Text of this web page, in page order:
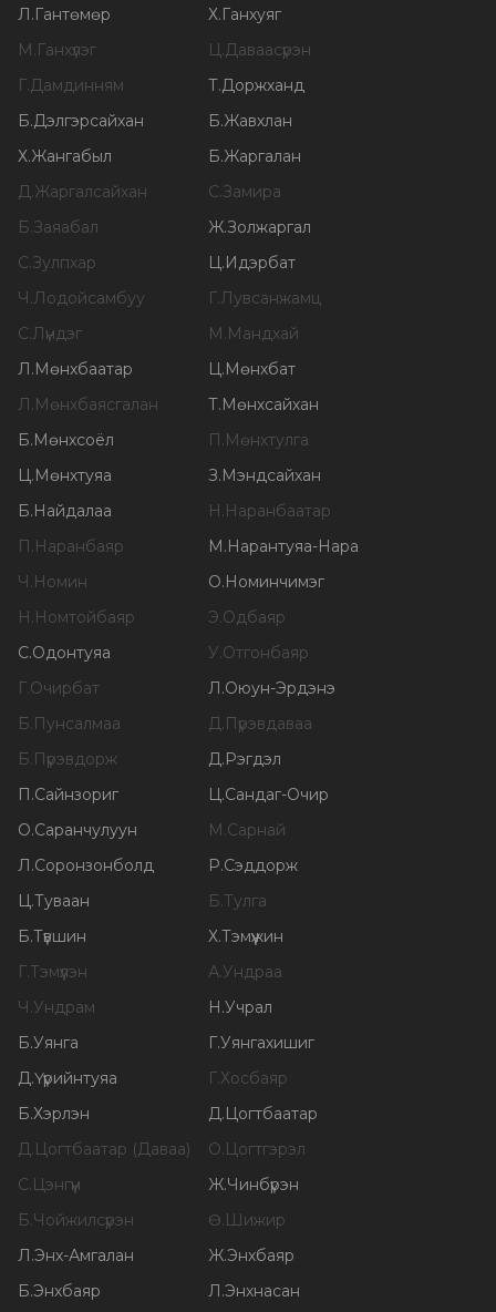
Л.Гантөмөр Х.Ганхуяг
М.Ганхүлэг Ц.Даваасүрэн
Г.Дамдинням Т.Доржханд
Б.Дэлгэрсайхан Б.Жавхлан
Х.Жангабыл Б.Жаргалан
Д.Жаргалсайхан С.Замира
Б.Заяабал Ж.Золжаргал
С.Зулпхар Ц.Идэрбат
Ч.Лодойсамбуу Г.Лувсанжамц
С.Лүндэг М.Мандхай
Л.Мөнхбаатар Ц.Мөнхбат
Л.Мөнхбаясгалан Т.Мөнхсайхан
Б.Мөнхсоёл П.Мөнхтулга
Ц.Мөнхтуяа З.Мэндсайхан
Б.Найдалаа Н.Наранбаатар
П.Наранбаяр М.Нарантуяа-Нара
Ч.Номин О.Номинчимэг
Н.Номтойбаяр Э.Одбаяр
С.Одонтуяа У.Отгонбаяр
Г.Очирбат Л.Оюун-Эрдэнэ
Б.Пунсалмаа Д.Пүрэвдаваа
Б.Пүрэвдорж Д.Рэгдэл
П.Сайнзориг Ц.Сандаг-Очир
О.Саранчулуун М.Сарнай
Л.Соронзонболд Р.Сэддорж
Ц.Туваан Б.Тулга
Б.Түвшин Х.Тэмүүжин
Г.Тэмүүлэн А.Ундраа
Ч.Ундрам Н.Учрал
Б.Уянга Г.Уянгахишиг
Д.Үүрийнтуяа Г.Хосбаяр
Б.Хэрлэн Д.Цогтбаатар
Д.Цогтбаатар (Даваа) О.Цогтгэрэл
С.Цэнгүүн Ж.Чинбүрэн
Б.Чойжилсүрэн Ө.Шижир
Л.Энх-Амгалан Ж.Энхбаяр
Б.Энхбаяр Л.Энхнасан